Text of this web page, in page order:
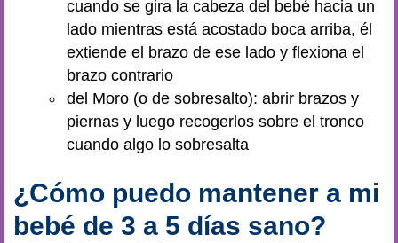
cuando se gira la cabeza del bebé hacia un
lado mientras está acostado boca arriba, él
extiende el brazo de ese lado y flexiona el
brazo contrario
del Moro (o de sobresalto): abrir brazos y
piernas y luego recogerlos sobre el tronco
cuando algo lo sobresalta
¿Cómo puedo mantener a mi
bebé de 3 a 5 días sano?